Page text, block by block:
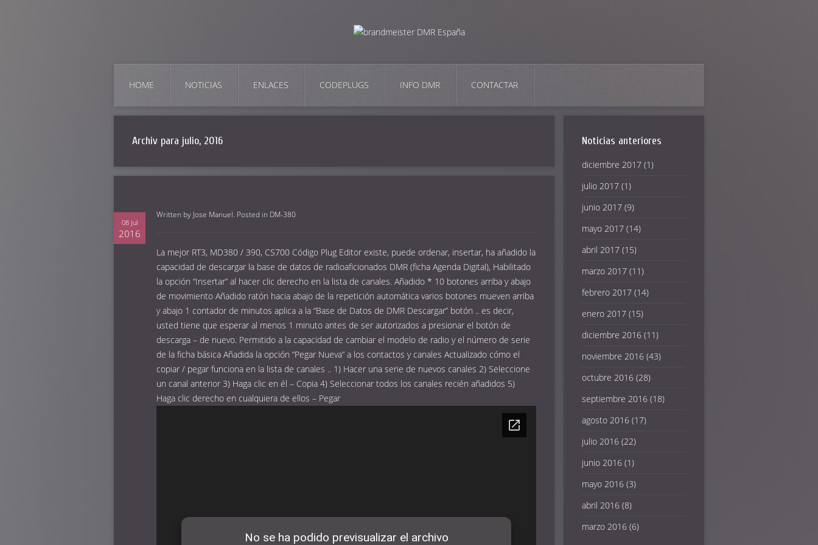
HOME NOTICIAS ENLACES CODEPLUGS INFO DMR CONTACTAR
Archiv para julio, 2016
08 Jul
2016
Written by Jose Manuel. Posted in DM-380
La mejor RT3, MD380 / 390, CS700 Código Plug Editor existe, puede ordenar, insertar, ha añadido la
capacidad de descargar la base de datos de radioaficionados DMR (ficha Agenda Digital), Habilitado
la opción “Insertar” al hacer clic derecho en la lista de canales. Añadido * 10 botones arriba y abajo
de movimiento Añadido ratón hacia abajo de la repetición automática varios botones mueven arriba
y abajo 1 contador de minutos aplica a la “Base de Datos de DMR Descargar” botón .. es decir,
usted tiene que esperar al menos 1 minuto antes de ser autorizados a presionar el botón de
descarga – de nuevo. Permitido a la capacidad de cambiar el modelo de radio y el número de serie
de la ficha básica Añadida la opción “Pegar Nueva” a los contactos y canales Actualizado cómo el
copiar / pegar funciona en la lista de canales .. 1) Hacer una serie de nuevos canales 2) Seleccione
un canal anterior 3) Haga clic en él – Copia 4) Seleccionar todos los canales recién añadidos 5)
Haga clic derecho en cualquiera de ellos – Pegar
Noticias anteriores
diciembre 2017(1)
julio 2017(1)
junio 2017(9)
mayo 2017(14)
abril 2017(15)
marzo 2017(11)
febrero 2017(14)
enero 2017(15)
diciembre 2016(11)
noviembre 2016(43)
octubre 2016(28)
septiembre 2016(18)
agosto 2016(17)
julio 2016(22)
junio 2016(1)
mayo 2016(3)
abril 2016(8)
marzo 2016(6)